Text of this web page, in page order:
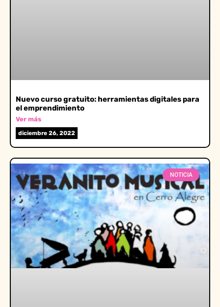
Nuevo curso gratuito: herramientas digitales para
el emprendimiento
Ver más
diciembre 26, 2022
NOTICIA